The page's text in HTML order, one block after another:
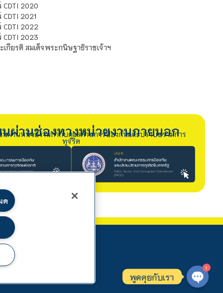
2020
2021
2022
2023
กียรติ สมเด็จพระกนิษฐาธิราชเจ้าฯ
นผ่านช่องทางหน่วยงานภายนอก
นผ่านหน่วยงานกำกับดูแลด้านการป้องกันและปราบปรามการ
ทุจริต
พูดคุยกับเรา
1
ด